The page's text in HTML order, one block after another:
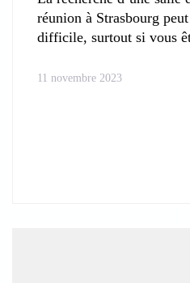
réunion à Strasbourg
difficile, surtout si vous
11 novembre 2023